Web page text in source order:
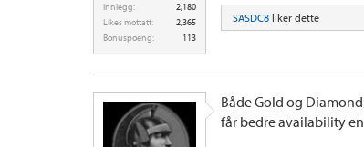
Innlegg:
2,180
Likes mottatt:
2,365
Bonuspoeng:
113
SASDC8 liker dette
Både Gold og
får bedre availability